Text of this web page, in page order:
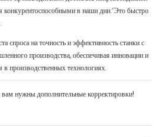
конкурентоспособными в наши дни.’Это быстро
спроса на точность и эффективность станки с
производства, обеспечивая инновации и
производственных технологиях.
вам нужны дополнительные корректировки!